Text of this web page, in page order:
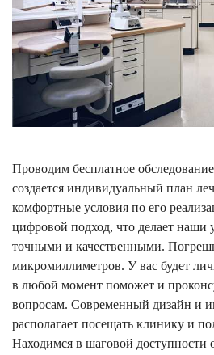
Проводим бесплатное
создается индивидуальный план
комфортные условия по его
цифровой подход, что делает наши
точными и качественными.
микромиллиметров. У вас будет
в любой момент поможет и
вопросам. Современный дизайн и
располагает посещать клинику и
Находимся в шаговой доступности